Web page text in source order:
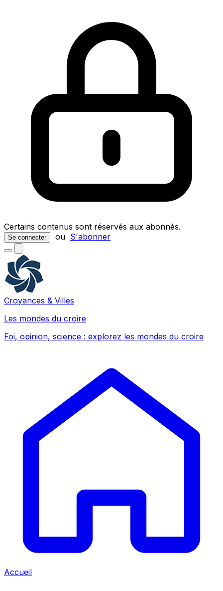
Certains contenus sont réservés aux abonnés.
Se connecter ou S'abonner
Croyances & Villes
Les mondes du croire
Foi, opinion, science : explorez les mondes du croire
Accueil